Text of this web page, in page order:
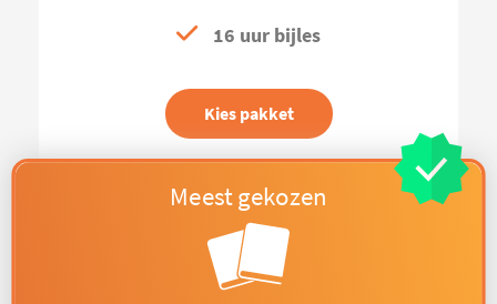
16 uur bijles
Kies pakket